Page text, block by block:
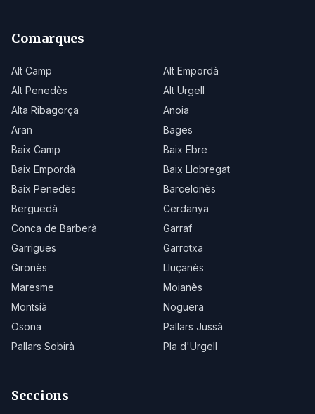
Comarques
Alt Camp
Alt Empordà
Alt Penedès
Alt Urgell
Alta Ribagorça
Anoia
Aran
Bages
Baix Camp
Baix Ebre
Baix Empordà
Baix Llobregat
Baix Penedès
Barcelonès
Berguedà
Cerdanya
Conca de Barberà
Garraf
Garrigues
Garrotxa
Gironès
Lluçanès
Maresme
Moianès
Montsià
Noguera
Osona
Pallars Jussà
Pallars Sobirà
Pla d'Urgell
Seccions